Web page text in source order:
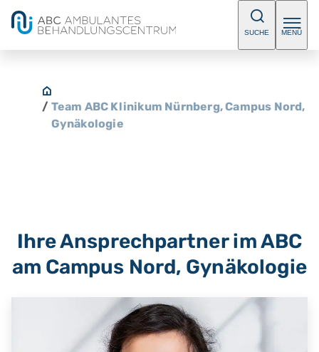
SUCHE MENÜ
/ Team ABC Klinikum Nürnberg, Campus Nord,
Gynäkologie
Ihre Ansprechpartner im ABC
am Campus Nord, Gynäkologie